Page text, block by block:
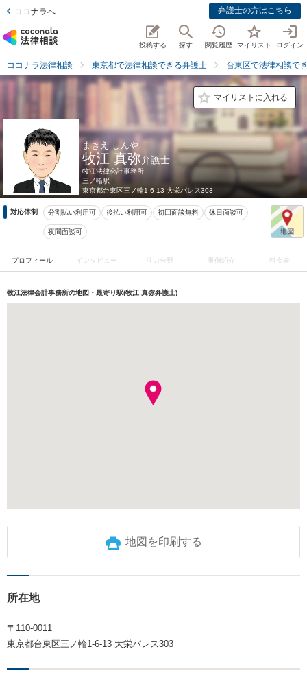
ココナラへ 弁護士の方はこちら
投稿する 探す 閲覧履歴 マイリスト ログイン
ココナラ法律相談 東京都で法律相談できる弁護士 台東区で法律相談で
マイリストに入れる
まきえ しんや
牧江 真弥弁護士
牧江法律会計事務所
三ノ輪駅
東京都台東区三ノ輪1-6-13 大栄パレス303
対応体制 分割払い利用可 後払い利用可 初回面談無料 休日面談可
夜間面談可
プロフィール インタビュー 注力分野 事例紹介 料金表
牧江法律会計事務所の地図・最寄り駅(牧江 真弥弁護士)
地図を印刷する
所在地
〒110-0011
東京都台東区三ノ輪1-6-13 大栄パレス303